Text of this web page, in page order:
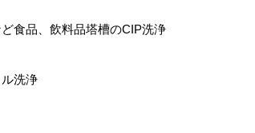
食品、飲料品塔槽のCIP洗浄
洗浄